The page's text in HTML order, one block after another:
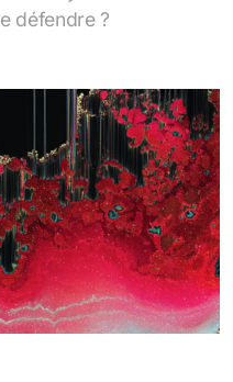
défendre ?